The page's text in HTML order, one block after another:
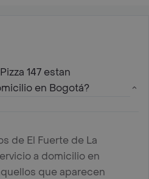
147 estan
en Bogotá?
de El Fuerte de La
a domicilio en
que aparecen